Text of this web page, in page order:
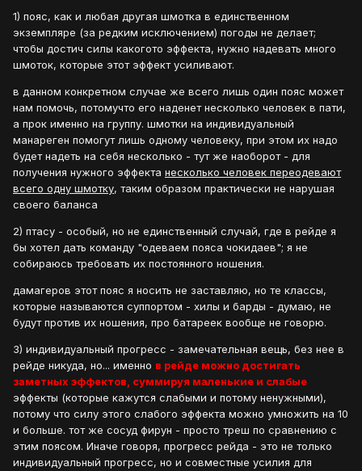
1) пояс, как и любая другая шмотка в единственном
экземпляре (за редким исключением) погоды не делает;
чтобы достич силы какогото эффекта, нужно надевать много
шмоток, которые этот эффект усиливают.
в данном конкретном случае же всего лишь один пояс может
нам помочь, потомучто его наденет несколько человек в пати,
а прок именно на группу. шмотки на индивидуальный
манареген помогут лишь одному человеку, при этом их надо
будет надеть на себя несколько - тут же наоборот - для
получения нужного эффекта несколько человек переодевают
всего одну шмотку, таким образом практически не нарушая
своего баланса
2) птасу - особый, но не единственный случай, где в рейде я
бы хотел дать команду "одеваем пояса чокидаев"; я не
собираюсь требовать их постоянного ношения.
дамагеров этот пояс я носить не заставляю, но те классы,
которые называются суппортом - хилы и барды - думаю, не
будут против их ношения, про батареек вообще не говорю.
3) индивидуальный прогресс - замечательная вещь, без нее в
рейде никуда, но... именно в рейде можно достигать
заметных эффектов, суммируя маленькие и слабые
эффекты (которые кажутся слабыми и потому ненужными),
потому что силу этого слабого эффекта можно умножить на 10
и больше. тот же сосуд фирун - просто треш по сравнению с
этим поясом. Иначе говоря, прогресс рейда - это не только
индивидуальный прогресс, но и совместные усилия для